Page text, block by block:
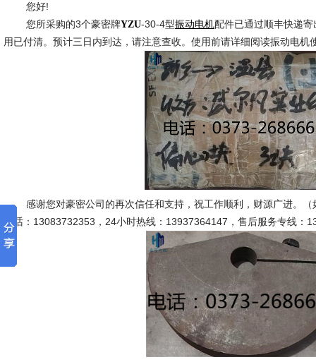
您好!
您所采购的3个豪密牌YZU-30-4型振动电机配件已通过顺丰快递
用已付清。预计三日内到达，请注意查收。使用前请详细阅读振动电机
感谢您对豪密公司的再次信任和支持，祝工作顺利，财源广进。（
电话：13083732353，24小时热线：13937364147，售后服务专线：